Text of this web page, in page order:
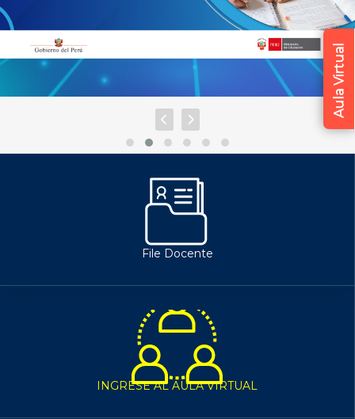
Aula Virtual
File Docente
INGRESE AL AULA VIRTUAL